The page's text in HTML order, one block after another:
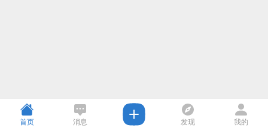
首页 消息 发现 我的